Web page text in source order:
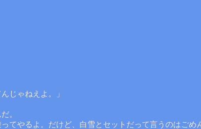
じゃねえよ。」
。
てやるよ。だけど、白雪とセットだって言うのはご